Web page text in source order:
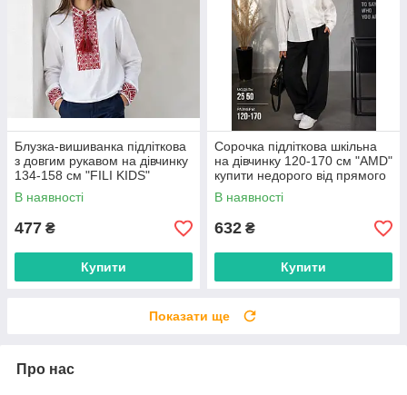
Блузка-вишиванка підліткова
з довгим рукавом на дівчинку
134-158 см "FILI KIDS"
недорого від прямого
постачальника
В наявності
477 ₴
Купити
Сорочка підліткова шкільна
на дівчинку 120-170 см "AMD"
купити недорого від прямого
постачальника
В наявності
632 ₴
Купити
Показати ще
Про нас